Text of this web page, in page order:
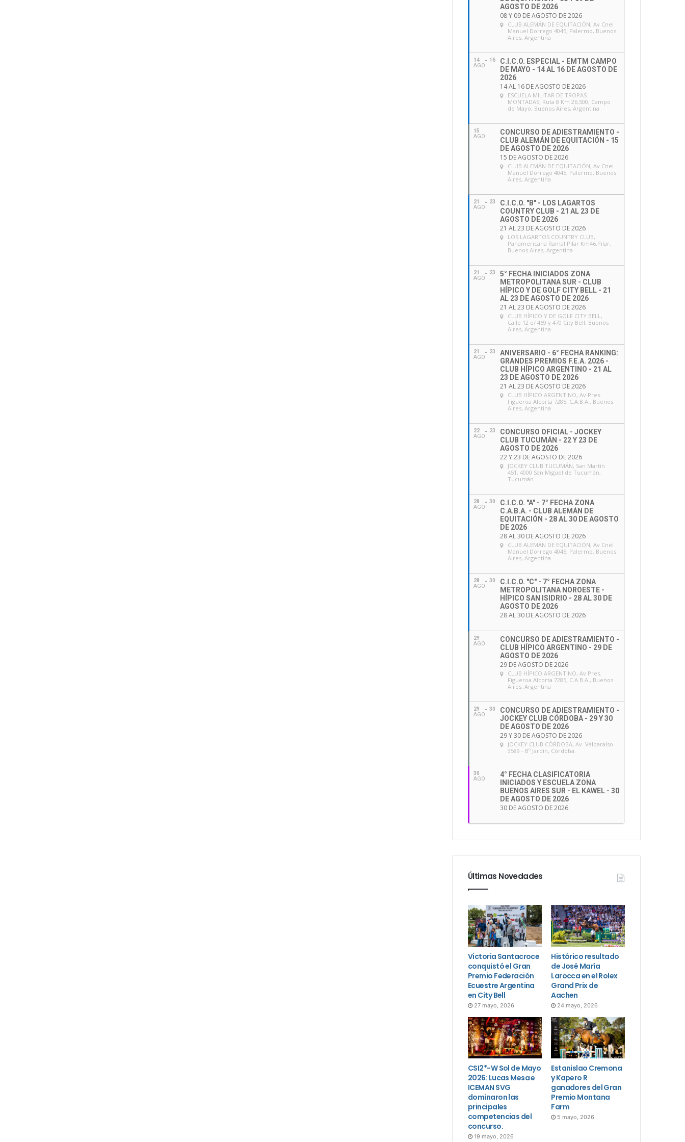
AGOSTO DE 2026
08 Y 09 DE AGOSTO DE 2026
CLUB ALEMÁN DE EQUITACIÓN, Av Cnel
Manuel Dorrego 4045, Palermo, Buenos
Aires, Argentina
14
AGO
16
C.I.C.O. ESPECIAL - EMTM CAMPO
DE MAYO - 14 AL 16 DE AGOSTO DE
2026
14 AL 16 DE AGOSTO DE 2026
ESCUELA MILITAR DE TROPAS
MONTADAS, Ruta 8 Km 26,500, Campo
de Mayo, Buenos Aires, Argentina
15
AGO
CONCURSO DE ADIESTRAMIENTO -
CLUB ALEMÁN DE EQUITACIÓN - 15
DE AGOSTO DE 2026
15 DE AGOSTO DE 2026
CLUB ALEMÁN DE EQUITACIÓN, Av Cnel
Manuel Dorrego 4045, Palermo, Buenos
Aires, Argentina
21
AGO
23
C.I.C.O. "B" - LOS LAGARTOS
COUNTRY CLUB - 21 AL 23 DE
AGOSTO DE 2026
21 AL 23 DE AGOSTO DE 2026
LOS LAGARTOS COUNTRY CLUB,
Panamericana Ramal Pilar Km46,Pilar,
Buenos Aires, Argentina
21
AGO
23
5° FECHA INICIADOS ZONA
METROPOLITANA SUR - CLUB
HÍPICO Y DE GOLF CITY BELL - 21
AL 23 DE AGOSTO DE 2026
21 AL 23 DE AGOSTO DE 2026
CLUB HÍPICO Y DE GOLF CITY BELL,
Calle 12 e/ 469 y 470 City Bell, Buenos
Aires, Argentina
21
AGO
23
ANIVERSARIO - 6° FECHA RANKING:
GRANDES PREMIOS F.E.A. 2026 -
CLUB HÍPICO ARGENTINO - 21 AL
23 DE AGOSTO DE 2026
21 AL 23 DE AGOSTO DE 2026
CLUB HÍPICO ARGENTINO, Av Pres.
Figueroa Alcorta 7285, C.A.B.A., Buenos
Aires, Argentina
22
AGO
23
CONCURSO OFICIAL - JOCKEY
CLUB TUCUMÁN - 22 Y 23 DE
AGOSTO DE 2026
22 Y 23 DE AGOSTO DE 2026
JOCKEY CLUB TUCUMÁN, San Martín
451, 4000 San Miguel de Tucumán,
Tucumán
28
AGO
30
C.I.C.O. "A" - 7° FECHA ZONA
C.A.B.A. - CLUB ALEMÁN DE
EQUITACIÓN - 28 AL 30 DE AGOSTO
DE 2026
28 AL 30 DE AGOSTO DE 2026
CLUB ALEMÁN DE EQUITACIÓN, Av Cnel
Manuel Dorrego 4045, Palermo, Buenos
Aires, Argentina
28
AGO
30
C.I.C.O. "C" - 7° FECHA ZONA
METROPOLITANA NOROESTE -
HÍPICO SAN ISIDRIO - 28 AL 30 DE
AGOSTO DE 2026
28 AL 30 DE AGOSTO DE 2026
29
AGO
CONCURSO DE ADIESTRAMIENTO -
CLUB HÍPICO ARGENTINO - 29 DE
AGOSTO DE 2026
29 DE AGOSTO DE 2026
CLUB HÍPICO ARGENTINO, Av Pres.
Figueroa Alcorta 7285, C.A.B.A., Buenos
Aires, Argentina
29
AGO
30
CONCURSO DE ADIESTRAMIENTO -
JOCKEY CLUB CÓRDOBA - 29 Y 30
DE AGOSTO DE 2026
29 Y 30 DE AGOSTO DE 2026
JOCKEY CLUB CÓRDOBA, Av. Valparaíso
3589 - Bº Jardín, Córdoba.
30
AGO
4° FECHA CLASIFICATORIA
INICIADOS Y ESCUELA ZONA
BUENOS AIRES SUR - EL KAWEL - 30
DE AGOSTO DE 2026
30 DE AGOSTO DE 2026
Últimas Novedades
Victoria Santacroce
conquistó el Gran
Premio Federación
Ecuestre Argentina
en City Bell
27 mayo, 2026
Histórico resultado
de José María
Larocca en el Rolex
Grand Prix de
Aachen
24 mayo, 2026
CSI2*-W Sol de Mayo
2026: Lucas Mesa e
ICEMAN SVG
dominaron las
principales
competencias del
concurso.
19 mayo, 2026
Estanislao Cremona
y Kapero R
ganadores del Gran
Premio Montana
Farm
5 mayo, 2026